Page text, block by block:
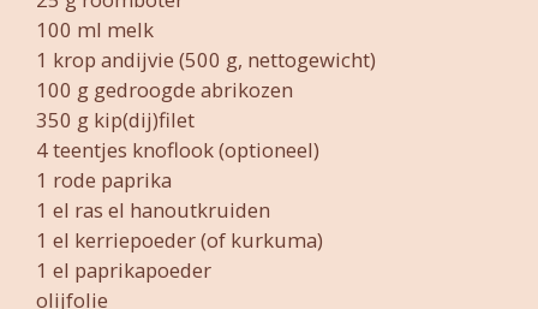
100 ml melk
1 krop andijvie (500 g, nettogewicht)
100 g gedroogde abrikozen
350 g kip(dij)filet
4 teentjes knoflook (optioneel)
1 rode paprika
1 el ras el hanoutkruiden
1 el kerriepoeder (of kurkuma)
1 el paprikapoeder
olijfolie